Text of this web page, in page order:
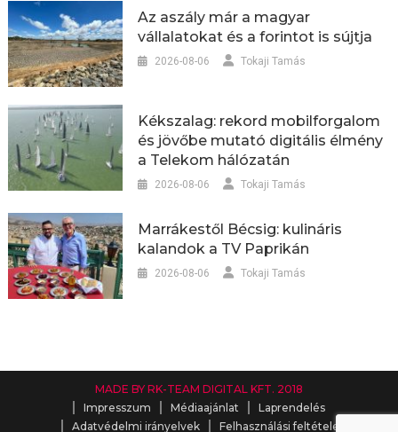
Az aszály már a magyar
vállalatokat és a forintot is sújtja
2026-08-06 Tokaji Tamás
Kékszalag: rekord mobilforgalom
és jövőbe mutató digitális élmény
a Telekom hálózatán
2026-08-06 Tokaji Tamás
Marrákestől Bécsig: kulináris
kalandok a TV Paprikán
2026-08-06 Tokaji Tamás
MADE BY RK-TEAM DIGITAL KFT. 2018
Impresszum
Médiaajánlat
Laprendelés
Adatvédelmi irányelvek
Felhasználási feltételek